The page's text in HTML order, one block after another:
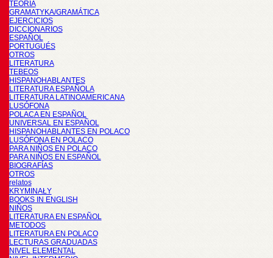
TEORÍA
GRAMATYKA/GRAMÁTICA
EJERCICIOS
DICCIONARIOS
ESPAÑOL
PORTUGUÉS
OTROS
LITERATURA
TEBEOS
HISPANOHABLANTES
LITERATURA ESPAÑOLA
LITERATURA LATINOAMERICANA
LUSÓFONA
POLACA EN ESPAÑOL
UNIVERSAL EN ESPAÑOL
HISPANOHABLANTES EN POLACO
LUSÓFONA EN POLACO
PARA NIÑOS EN POLACO
PARA NIÑOS EN ESPAÑOL
BIOGRAFÍAS
OTROS
relatos
KRYMINAŁY
BOOKS IN ENGLISH
NIÑOS
LITERATURA EN ESPAÑOL
METODOS
LITERATURA EN POLACO
LECTURAS GRADUADAS
NIVEL ELEMENTAL